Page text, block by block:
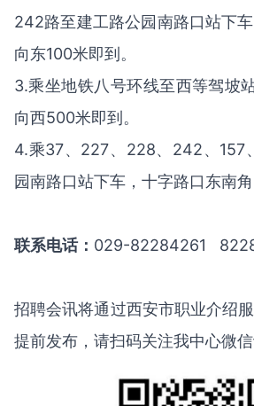
242路至建工路公园南路口站下
向东100米即到。
3.乘坐地铁八号环线至西等驾坡
向西500米即到。
4.乘37、227、228、242、157
园南路口站下车，十字路口东南角
联系电话： 029-82284261
招聘会讯将通过西安市职业介绍
提前发布，请扫码关注我中心微信